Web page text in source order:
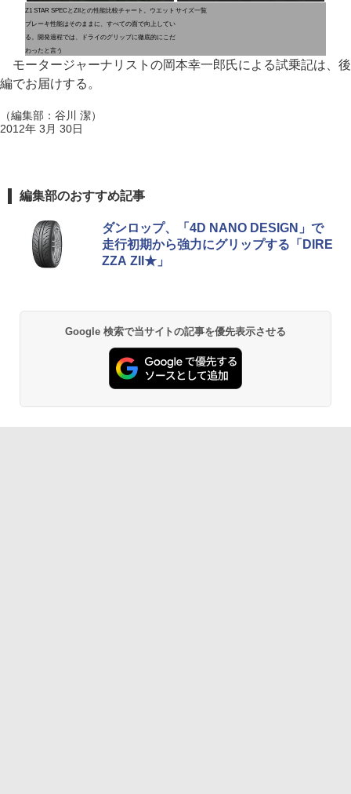
Z1 STAR SPECとZIIとの性能比較チャート。ウエット
ブレーキ性能はそのままに、すべての面で向上してい
る。開発過程では、ドライのグリップに徹底的にこだ
わったと言う
サイズ一覧
モータージャーナリストの岡本幸一郎氏による試乗記は、後
編でお届けする。
（編集部：谷川 潔）
2012年 3月 30日
編集部のおすすめ記事
ダンロップ、「4D NANO DESIGN」で
走行初期から強力にグリップする「DIRE
ZZA ZII★」
Google 検索で当サイトの記事を優先表示させる